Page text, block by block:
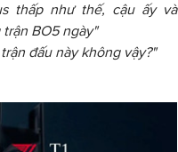
thấp như thế, cậu ấy và
BO5 ngày"
đấu này không vậy?"